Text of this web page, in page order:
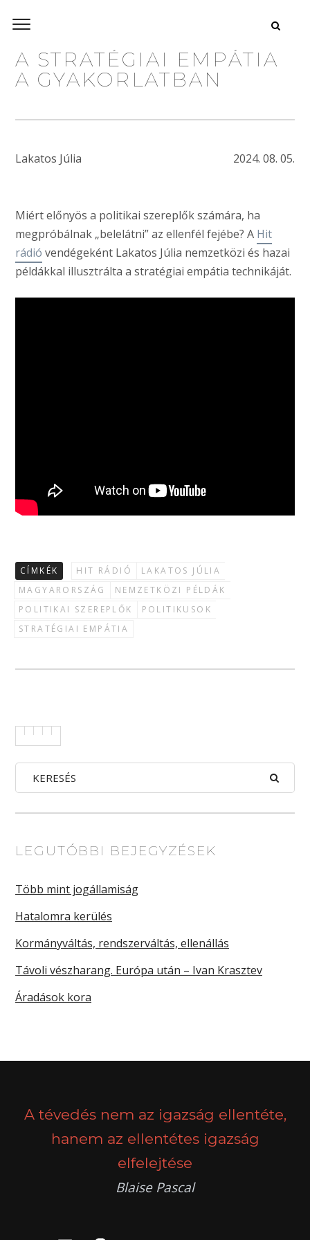
A STRATÉGIAI EMPÁTIA
A GYAKORLATBAN
Lakatos Júlia 2024. 08. 05.
Miért előnyös a politikai szereplők számára, ha
megpróbálnak „belelátni” az ellenfél fejébe? A Hit
rádió vendégeként Lakatos Júlia nemzetközi és hazai
példákkal illusztrálta a stratégiai empátia technikáját.
CÍMKÉK HIT RÁDIÓ
LAKATOS JÚLIA
MAGYARORSZÁG
NEMZETKÖZI PÉLDÁK
POLITIKAI SZEREPLŐK
POLITIKUSOK
STRATÉGIAI EMPÁTIA
LEGUTÓBBI BEJEGYZÉSEK
Több mint jogállamiság
Hatalomra kerülés
Kormányváltás, rendszerváltás, ellenállás
Távoli vészharang. Európa után – Ivan Krasztev
Áradások kora
A tévedés nem az igazság ellentéte,
hanem az ellentétes igazság
elfelejtése
Blaise Pascal